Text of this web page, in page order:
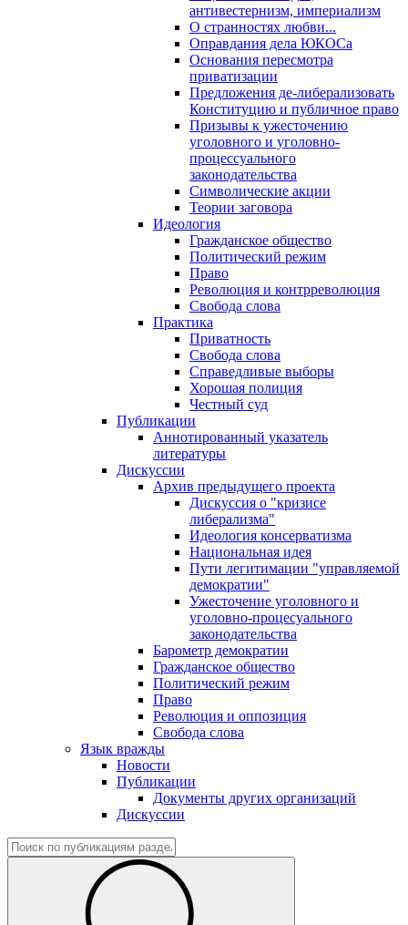
антивестернизм, империализм
О странностях любви...
Оправдания дела ЮКОСа
Основания пересмотра
приватизации
Предложения де-либерализовать
Конституцию и публичное право
Призывы к ужесточению
уголовного и уголовно-
процессуального
законодательства
Символические акции
Теории заговора
Идеология
Гражданское общество
Политический режим
Право
Революция и контрреволюция
Свобода слова
Практика
Приватность
Свобода слова
Справедливые выборы
Хорошая полиция
Честный суд
Публикации
Аннотированный указатель
литературы
Дискуссии
Архив предыдущего проекта
Дискуссия о "кризисе
либерализма"
Идеология консерватизма
Национальная идея
Пути легитимации "управляемой
демократии"
Ужесточение уголовного и
уголовно-процесуального
законодательства
Барометр демократии
Гражданское общество
Политический режим
Право
Революция и оппозиция
Свобода слова
Язык вражды
Новости
Публикации
Документы других организаций
Дискуссии